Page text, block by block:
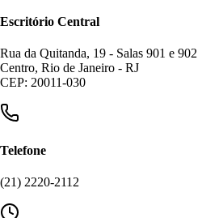
Escritório Central
Rua da Quitanda, 19 - Salas 901 e 902
Centro, Rio de Janeiro - RJ
CEP: 20011-030
Telefone
(21) 2220-2112